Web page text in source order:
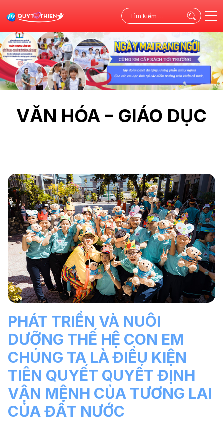
kiếm
VĂN HÓA – GIÁO DỤC
PHÁT TRIỂN VÀ NUÔI
DƯỠNG THẾ HỆ CON EM
CHÚNG TA LÀ ĐIỀU KIỆN
TIÊN QUYẾT QUYẾT ĐỊNH
VẬN MỆNH CỦA TƯƠNG LAI
CỦA ĐẤT NƯỚC